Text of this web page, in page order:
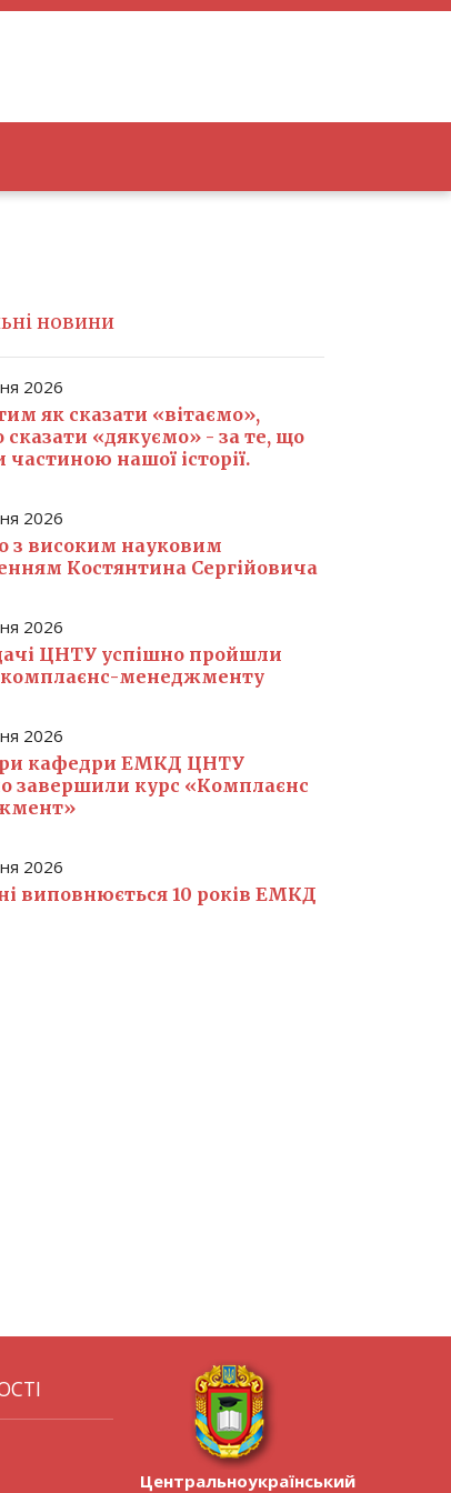
новини
2026
як сказати «вітаємо»,
сказати «дякуємо» - за те, що
частиною нашої історії.
2026
з високим науковим
Костянтина Сергійовича
2026
ЦНТУ успішно пройшли
комплаєнс-менеджменту
2026
кафедри ЕМКД ЦНТУ
завершили курс «Комплаєнс
2026
виповнюється 10 років ЕМКД
Центральноукраїнський